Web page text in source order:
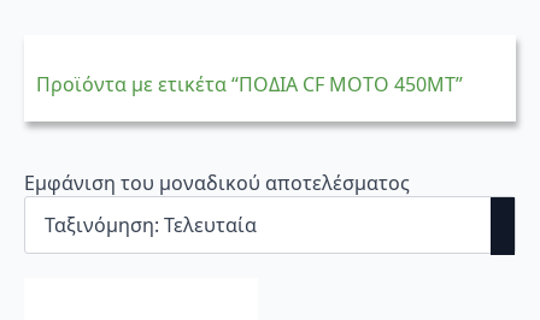
Προϊόντα με ετικέτα “ΠΟΔΙΑ CF MOTO 450MT”
Εμφάνιση του μοναδικού αποτελέσματος